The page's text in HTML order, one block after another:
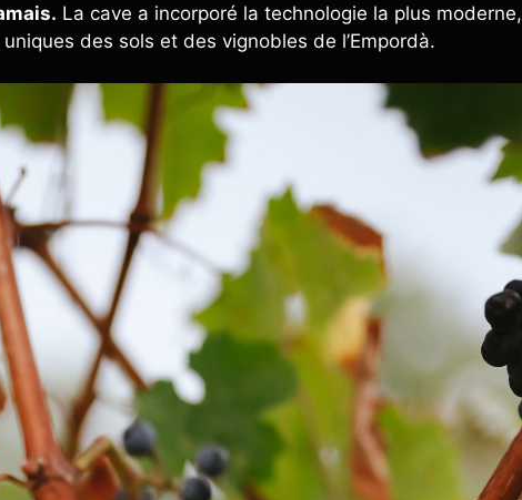
La cave a incorporé la technologie la plus moderne,
des sols et des vignobles de l’Empordà.